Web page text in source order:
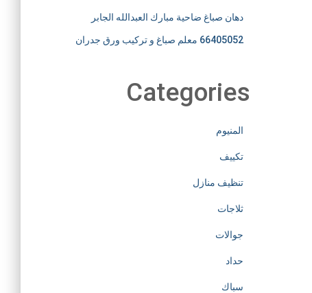
دهان صباغ ضاحية مبارك العبدالله الجابر
66405052 معلم صباغ و تركيب ورق جدران
Categories
المنيوم
تكييف
تنظيف منازل
ثلاجات
جوالات
حداد
سباك